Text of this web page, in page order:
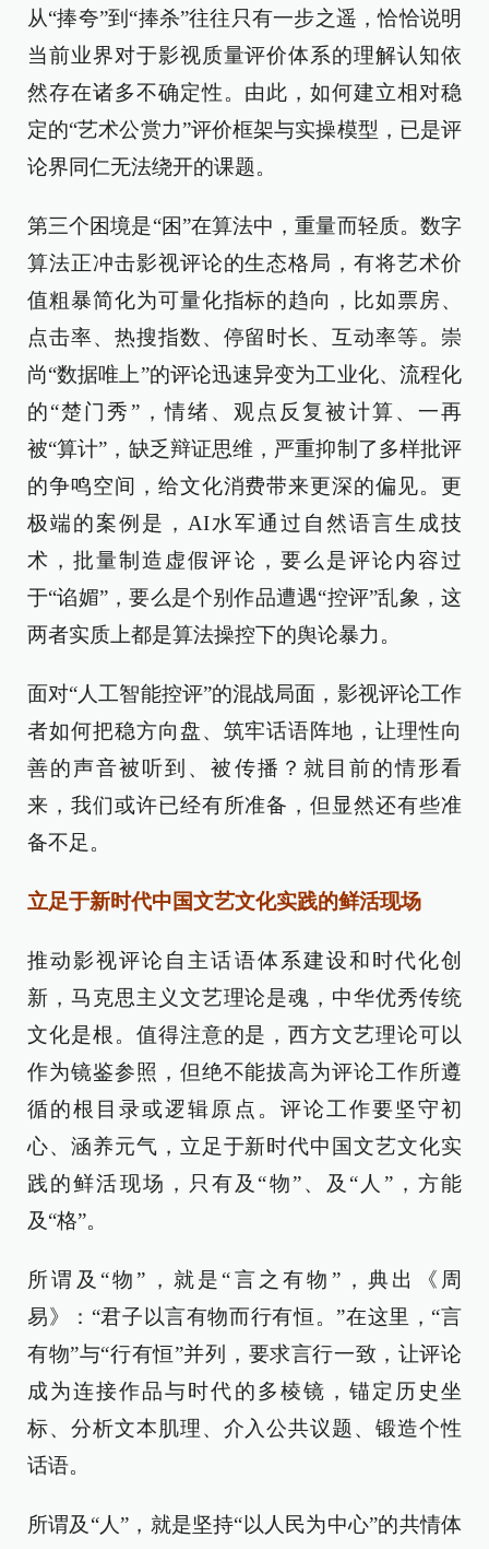
从“捧夸”到“捧杀”往往只有一步之遥，恰恰说明
当前业界对于影视质量评价体系的理解认知依
然存在诸多不确定性。由此，如何建立相对稳
定的“艺术公赏力”评价框架与实操模型，已是评
论界同仁无法绕开的课题。
第三个困境是“困”在算法中，重量而轻质。数字
算法正冲击影视评论的生态格局，有将艺术价
值粗暴简化为可量化指标的趋向，比如票房、
点击率、热搜指数、停留时长、互动率等。崇
尚“数据唯上”的评论迅速异变为工业化、流程化
的“楚门秀”，情绪、观点反复被计算、一再
被“算计”，缺乏辩证思维，严重抑制了多样批评
的争鸣空间，给文化消费带来更深的偏见。更
极端的案例是，AI水军通过自然语言生成技
术，批量制造虚假评论，要么是评论内容过
于“谄媚”，要么是个别作品遭遇“控评”乱象，这
两者实质上都是算法操控下的舆论暴力。
面对“人工智能控评”的混战局面，影视评论工作
者如何把稳方向盘、筑牢话语阵地，让理性向
善的声音被听到、被传播？就目前的情形看
来，我们或许已经有所准备，但显然还有些准
备不足。
立足于新时代中国文艺文化实践的鲜活现场
推动影视评论自主话语体系建设和时代化创
新，马克思主义文艺理论是魂，中华优秀传统
文化是根。值得注意的是，西方文艺理论可以
作为镜鉴参照，但绝不能拔高为评论工作所遵
循的根目录或逻辑原点。评论工作要坚守初
心、涵养元气，立足于新时代中国文艺文化实
践的鲜活现场，只有及“物”、及“人”，方能
及“格”。
所谓及“物”，就是“言之有物”，典出《周
易》：“‌君子以言有物而行有恒‌。”在这里，“言
有物”与“行有恒”并列‌，要求言行一致，让评论
成为连接作品与时代的多棱镜，锚定历史坐
标、分析文本肌理、介入公共议题、锻造个性
话语。
所谓及“人”，就是坚持“以人民为中心”的共情体